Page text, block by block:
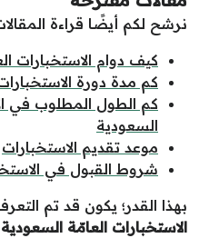
نرشح لكم أيضًا قراءة
كيف دوام الاستخبارات
كم مدة دورة
كم الطول المطلوب في
السعودية
موعد تقديم الاستخبارات
شروط القبول في
بهذا القدر؛ يكون قد تم
الاستخبارات العامّة السعودية